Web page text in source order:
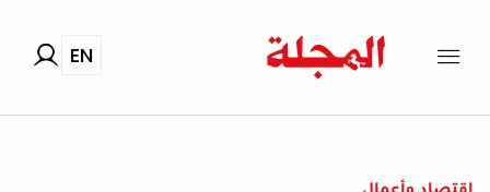
EN